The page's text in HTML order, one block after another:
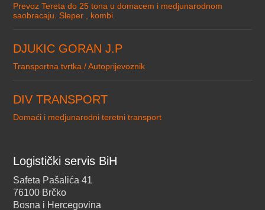
Prevoz Tereta do 25 tona u domacem i medjunarodnom
saobracaju. Sleper , kombi.
DJUKIC GORAN J.P
Transportna tvrtka / Autoprijevoznik
DIV TRANSPORT
Domaći i medjunarodni teretni transport
Logistički servis BiH
Safeta Pašalića 41
76100 Brčko
Bosna i Hercegovina